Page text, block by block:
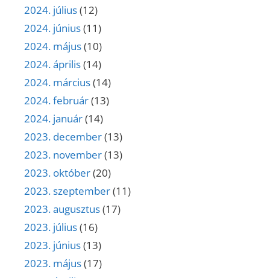
2024. július(12)
2024. június(11)
2024. május(10)
2024. április(14)
2024. március(14)
2024. február(13)
2024. január(14)
2023. december(13)
2023. november(13)
2023. október(20)
2023. szeptember(11)
2023. augusztus(17)
2023. július(16)
2023. június(13)
2023. május(17)